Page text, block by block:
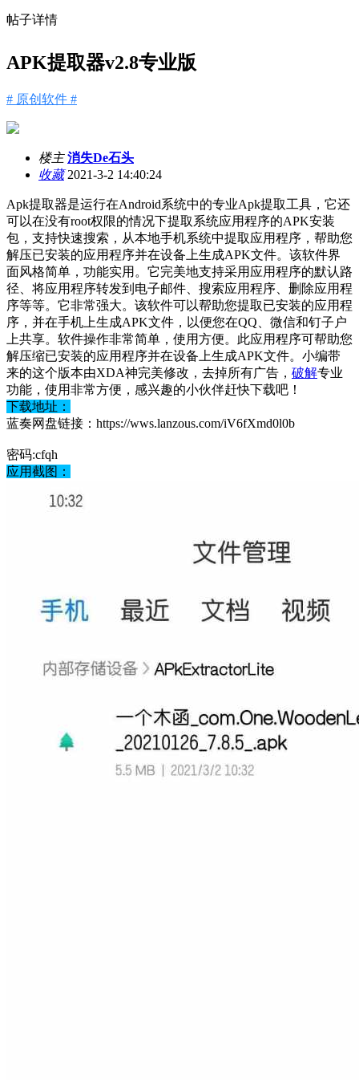
帖子详情
APK提取器v2.8专业版
# 原创软件 #
楼主 消失De石头
收藏2021-3-2 14:40:24
Apk提取器是运行在Android系统中的专业Apk提取工具，它还
可以在没有root权限的情况下提取系统应用程序的APK安装
包，支持快速搜索，从本地手机系统中提取应用程序，帮助您
解压已安装的应用程序并在设备上生成APK文件。该软件界
面风格简单，功能实用。它完美地支持采用应用程序的默认路
径、将应用程序转发到电子邮件、搜索应用程序、删除应用程
序等等。它非常强大。该软件可以帮助您提取已安装的应用程
序，并在手机上生成APK文件，以便您在QQ、微信和钉子户
上共享。软件操作非常简单，使用方便。此应用程序可帮助您
解压缩已安装的应用程序并在设备上生成APK文件。小编带
来的这个版本由XDA神完美修改，去掉所有广告， 破解专业
功能，使用非常方便，感兴趣的小伙伴赶快下载吧！
下载地址：
蓝奏网盘链接：https://wws.lanzous.com/iV6fXmd0l0b
密码:cfqh
应用截图：